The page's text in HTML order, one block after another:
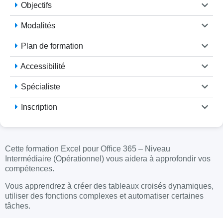
Objectifs
Modalités
Plan de formation
Accessibilité
Spécialiste
Inscription
Cette formation Excel pour Office 365 – Niveau
Intermédiaire (Opérationnel) vous aidera à approfondir vos
compétences.
Vous apprendrez à créer des tableaux croisés dynamiques,
utiliser des fonctions complexes et automatiser certaines
tâches.